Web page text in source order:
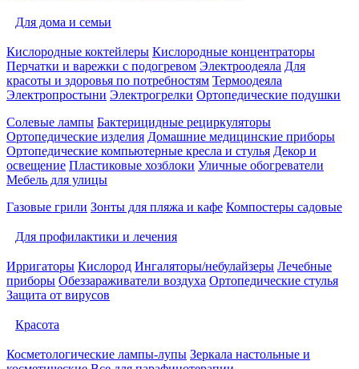
Для дома и семьи
Кислородные коктейлеры Кислородные концентраторы
Перчатки и варежки с подогревом Электроодеяла Для
красоты и здоровья по потребностям Термоодеяла
Электропростыни Электрогрелки Ортопедические подушки
Солевые лампы Бактерицидные рециркуляторы
Ортопедические изделия Домашние медицинские приборы
Ортопедические компьютерные кресла и стулья Декор и
освещение Пластиковые хозблоки Уличные обогреватели
Мебель для улицы
Газовые грили Зонты для пляжа и кафе Компостеры садовые
Для профилактики и лечения
Ирригаторы Кислород Ингаляторы/небулайзеры Лечебные
приборы Обеззараживатели воздуха Ортопедические стулья
Защита от вирусов
Красота
Косметологические лампы-лупы Зеркала настольные и